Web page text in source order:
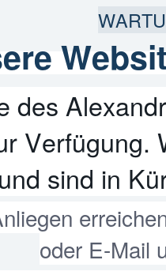
des
Verfügung.
und sind in
oder E-Mail